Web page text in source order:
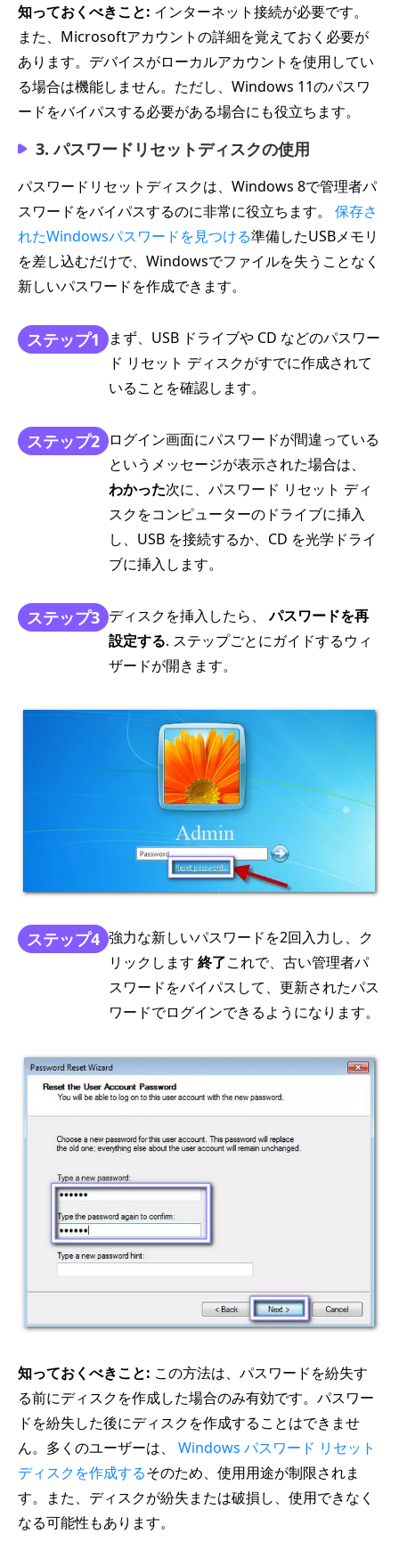
知っておくべきこと: インターネット接続が必要です。
また、Microsoftアカウントの詳細を覚えておく必要が
あります。デバイスがローカルアカウントを使用してい
る場合は機能しません。ただし、Windows 11のパスワ
ードをバイパスする必要がある場合にも役立ちます。
3. パスワードリセットディスクの使用
パスワードリセットディスクは、Windows 8で管理者パ
スワードをバイパスするのに非常に役立ちます。 保存さ
れたWindowsパスワードを見つける準備したUSBメモリ
を差し込むだけで、Windowsでファイルを失うことなく
新しいパスワードを作成できます。
ステップ1
まず、USB ドライブや CD などのパスワー
ド リセット ディスクがすでに作成されて
いることを確認します。
ステップ2 ログイン画面にパスワードが間違っている
というメッセージが表示された場合は、
わかった次に、パスワード リセット ディ
スクをコンピューターのドライブに挿入
し、USB を接続するか、CD を光学ドライ
ブに挿入します。
ステップ3 ディスクを挿入したら、パスワードを再
設定する. ステップごとにガイドするウィ
ザードが開きます。
ステップ4 強力な新しいパスワードを2回入力し、ク
リックします 終了これで、古い管理者パ
スワードをバイパスして、更新されたパス
ワードでログインできるようになります。
知っておくべきこと: この方法は、パスワードを紛失す
る前にディスクを作成した場合のみ有効です。パスワー
ドを紛失した後にディスクを作成することはできませ
ん。多くのユーザーは、 Windows パスワード リセット
ディスクを作成するそのため、使用用途が制限されま
す。また、ディスクが紛失または破損し、使用できなく
なる可能性もあります。